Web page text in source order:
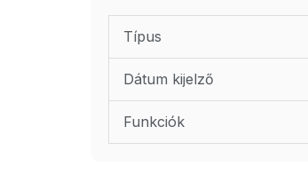
Típus
Dátum kijelző
Funkciók